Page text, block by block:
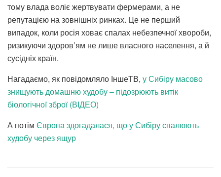
тому влада воліє жертвувати фермерами, а не
репутацією на зовнішніх ринках. Це не перший
випадок, коли росія ховає спалах небезпечної хвороби,
ризикуючи здоров’ям не лише власного населення, а й
сусідніх країн.
Нагадаємо, як повідомляло ІншеТВ, у Сибіру масово
знищують домашню худобу – підозрюють витік
біологічної зброї (ВІДЕО)
А потім Європа здогадалася, що у Сибіру спалюють
худобу через ящур